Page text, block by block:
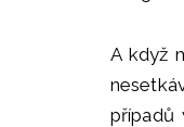
A když
případů